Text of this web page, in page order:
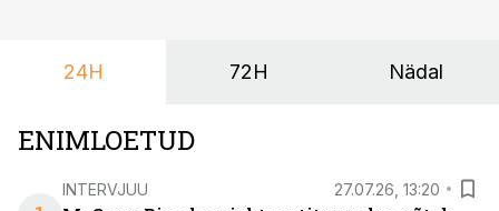
24H 72H Nädal
ENIMLOETUD
INTERVJUU 27.07.26, 13:20